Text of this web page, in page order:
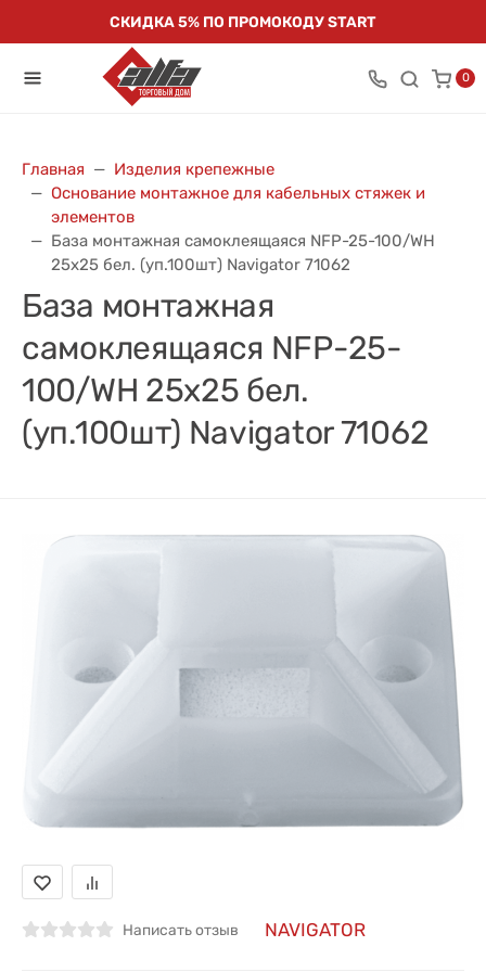
СКИДКА 5% ПО ПРОМОКОДУ START
0
Главная
Изделия крепежные
Основание монтажное для кабельных стяжек и
элементов
База монтажная самоклеящаяся NFP-25-100/WH
25х25 бел. (уп.100шт) Navigator 71062
База монтажная
самоклеящаяся NFP-25-
100/WH 25х25 бел.
(уп.100шт) Navigator 71062
Написать отзыв NAVIGATOR